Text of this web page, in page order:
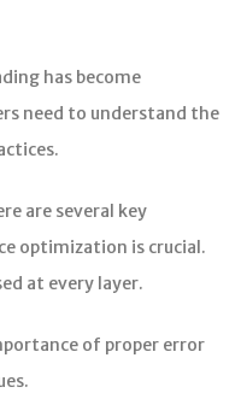
has become
need to understand the
are several key
optimization is crucial.
at every layer.
of proper error